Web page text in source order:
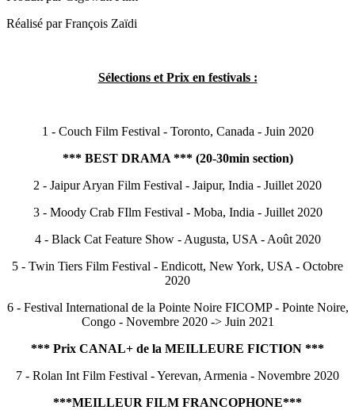
Réalisé par François Zaïdi
Sélections et Prix en festivals :
1 - Couch Film Festival - Toronto, Canada - Juin 2020
*** BEST DRAMA *** (20-30min section)
2 - Jaipur Aryan Film Festival - Jaipur, India - Juillet 2020
3 - Moody Crab FIlm Festival - Moba, India - Juillet 2020
4 - Black Cat Feature Show - Augusta, USA - Août 2020
5 - Twin Tiers Film Festival - Endicott, New York, USA - Octobre
2020
6 - Festival International de la Pointe Noire FICOMP - Pointe Noire,
Congo - Novembre 2020 -> Juin 2021
*** Prix CANAL+ de la MEILLEURE FICTION ***
7 - Rolan Int Film Festival - Yerevan, Armenia - Novembre 2020
***MEILLEUR FILM FRANCOPHONE***